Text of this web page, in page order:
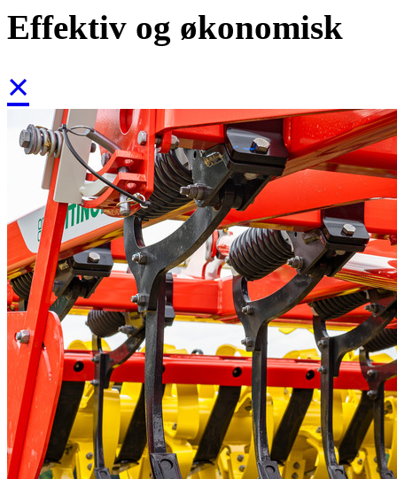
Effektiv og økonomisk
×